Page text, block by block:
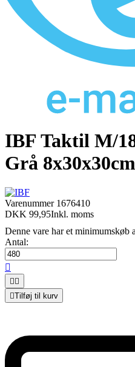
IBF Taktil M/
Grå 8x30x30cm
Varenummer 1676410
DKK 99,95Inkl. moms
Denne vare har et minimumskøb
Antal:

 
Tilføj til kurv